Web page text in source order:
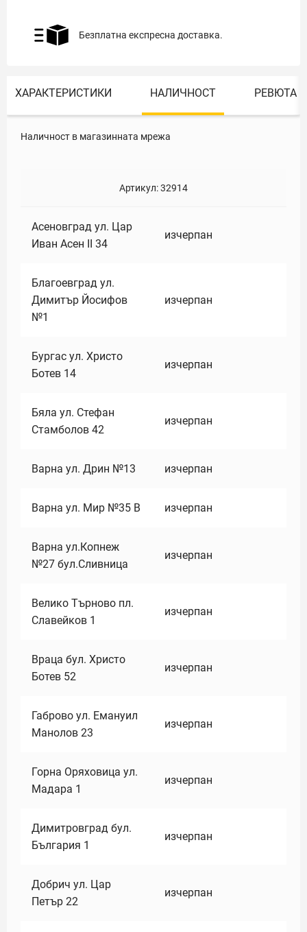
Безплатна експресна доставка.
ХАРАКТЕРИСТИКИ НАЛИЧНОСТ РЕВЮТА
Наличност в магазинната мрежа
Артикул:32914
Асеновград ул. Цар
Иван Асен II 34
изчерпан
Благоевград ул.
Димитър Йосифов
№1
изчерпан
Бургас ул. Христо
Ботев 14
изчерпан
Бяла ул. Стефан
Стамболов 42
изчерпан
Варна ул. Дрин №13 изчерпан
Варна ул. Мир №35 В изчерпан
Варна ул.Копнеж
№27 бул.Сливница
изчерпан
Велико Търново пл.
Славейков 1
изчерпан
Враца бул. Христо
Ботев 52
изчерпан
Габрово ул. Емануил
Манолов 23
изчерпан
Горна Оряховица ул.
Мадара 1
изчерпан
Димитровград бул.
България 1
изчерпан
Добрич ул. Цар
Петър 22
изчерпан